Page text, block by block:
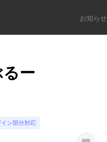
お知らせ
ー
ン部分対応